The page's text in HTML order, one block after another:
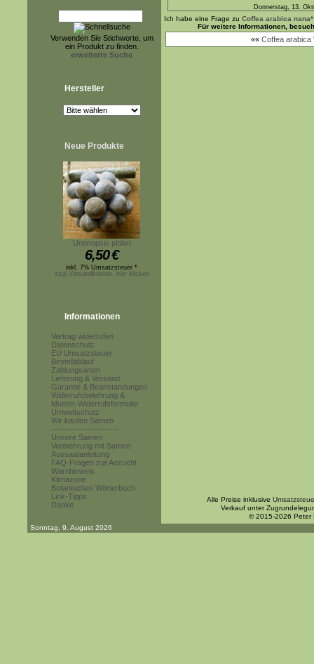
Verwenden Sie Stichworte, um
ein Produkt zu finden.
erweiterte Suche
Hersteller
Neue Produkte
Unonopsis pittieri
6,50€
inkl. 7% Umsatzsteuer *
zzgl.Versandkosten, hier klicken
Informationen
Vertrag widerrufen
Datenschutz
EU Umsatzsteuer
Bestellablauf
Zahlungsarten
Lieferung & Versand
Garantie & Beanstandungen
Widerrufsbelehrung &
Muster-Widerrufsformular
Umweltschutz
Wir kaufen Samen
------------------------
Unsere Samen
Vermehrung mit Samen
Aussaatanleitung
FAQ-Fragen zur Anzucht
Warnhinweis
Klimazone
Botanisches Wörterbuch
Link-Tipps
Danke
Donnerstag, 13.
Ich habe eine Frage zu Coffea arabica nana*
Für weitere Informationen,
«« Coffea arabica
Alle Preise inklusive
Verkauf unter
© 2015-2026 Peter
Sonntag, 9. August 2026